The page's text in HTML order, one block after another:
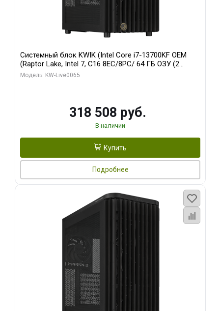
Системный блок KWIK (Intel Core i7-13700KF OEM
(Raptor Lake, Intel 7, C16 8EC/8PC/ 64 ГБ ОЗУ (2
модуля)/ ASUS RTX5080 PROART OC 16GB GDDR7
Модель: KW-Live0065
318 508 руб.
В наличии
Купить
Подробнее